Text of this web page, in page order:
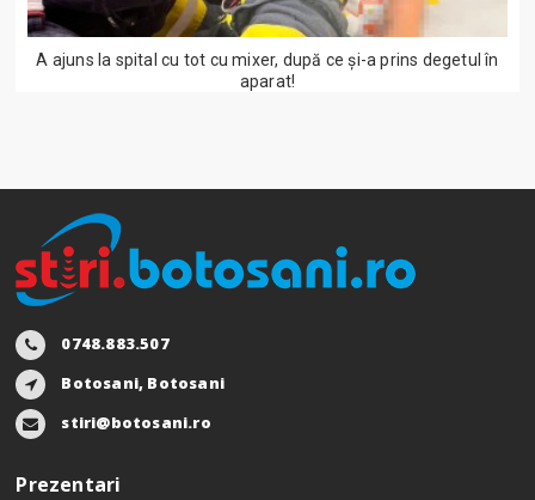
A ajuns la spital cu tot cu mixer, după ce și-a prins degetul în
aparat!
0748.883.507
Botosani, Botosani
stiri@botosani.ro
Prezentari